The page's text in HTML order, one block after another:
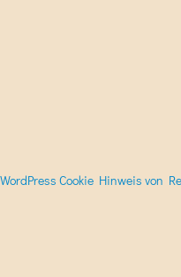
WordPress Cookie Hinweis von